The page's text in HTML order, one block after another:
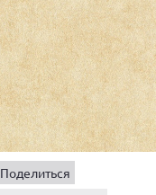
Поделиться